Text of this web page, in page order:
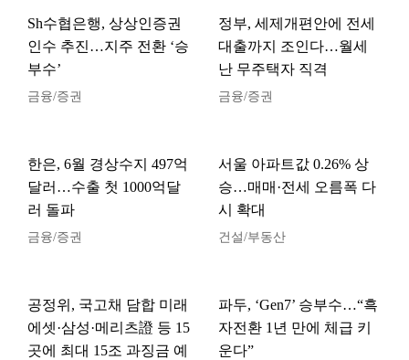
Sh수협은행, 상상인증권
인수 추진…지주 전환 ‘승
부수’
금융/증권
정부, 세제개편안에 전세
대출까지 조인다…월세
난 무주택자 직격
금융/증권
한은, 6월 경상수지 497억
달러…수출 첫 1000억달
러 돌파
금융/증권
서울 아파트값 0.26% 상
승…매매·전세 오름폭 다
시 확대
건설/부동산
공정위, 국고채 담합 미래
에셋·삼성·메리츠證 등 15
곳에 최대 15조 과징금 예
파두, ‘Gen7’ 승부수…“흑
자전환 1년 만에 체급 키
운다”